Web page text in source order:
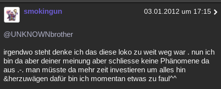
smokingun 03.01.2012 um 17:15
@UNKNOWNbrother
irgendwo steht denke ich das diese loko zu weit weg war . nun ich
bin da aber deiner meinung aber schliesse keine Phänomene da
aus .-. man müsste da mehr zeit investieren um alles hin
&herzuwägen dafür bin ich momentan etwas zu faul^^